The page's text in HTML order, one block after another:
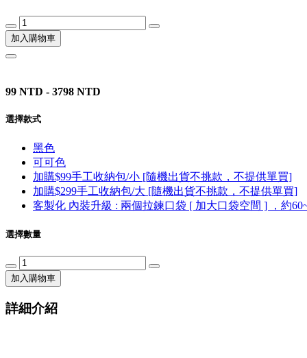
加入購物車
99 NTD - 3798 NTD
選擇款式
黑色
可可色
加購$99手工收納包/小 [隨機出貨不挑款，不提供單買]
加購$299手工收納包/大 [隨機出貨不挑款，不提供單買]
客製化 內裝升級 : 兩個拉鍊口袋 [ 加大口袋空間 ] ，約
選擇數量
加入購物車
詳細介紹